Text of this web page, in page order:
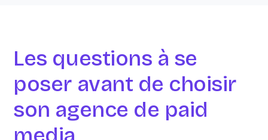
Les questions à se
poser avant de choisir
son agence de paid